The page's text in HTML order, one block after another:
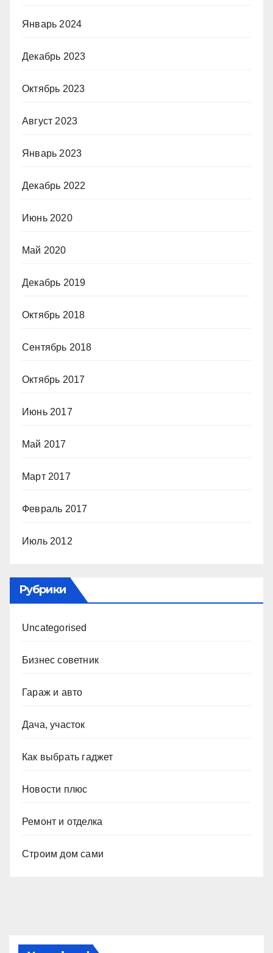
Январь 2024
Декабрь 2023
Октябрь 2023
Август 2023
Январь 2023
Декабрь 2022
Июнь 2020
Май 2020
Декабрь 2019
Октябрь 2018
Сентябрь 2018
Октябрь 2017
Июнь 2017
Май 2017
Март 2017
Февраль 2017
Июль 2012
Рубрики
Uncategorised
Бизнес советник
Гараж и авто
Дача, участок
Как выбрать гаджет
Новости плюс
Ремонт и отделка
Строим дом сами